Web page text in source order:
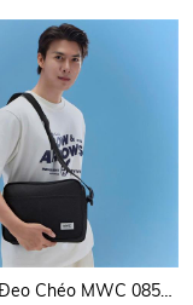
Balô Túi Đeo Chéo MWC 0850 - Túi Đeo Chéo Unisex Thời Trang Cho Nam, Nữ Hiện Đại, Năng Động, Trẻ Trung.